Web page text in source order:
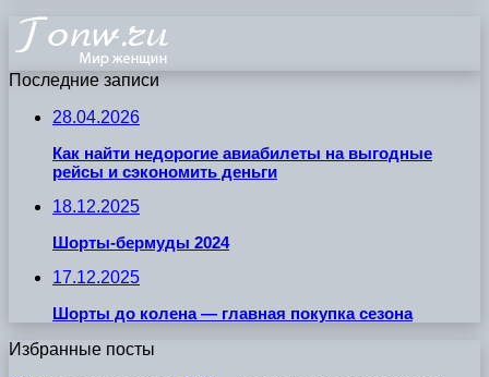
Последние записи
28.04.2026
Как найти недорогие авиабилеты на выгодные
рейсы и сэкономить деньги
18.12.2025
Шорты-бермуды 2024
17.12.2025
Шорты до колена — главная покупка сезона
Избранные посты